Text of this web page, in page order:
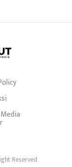
Reserved